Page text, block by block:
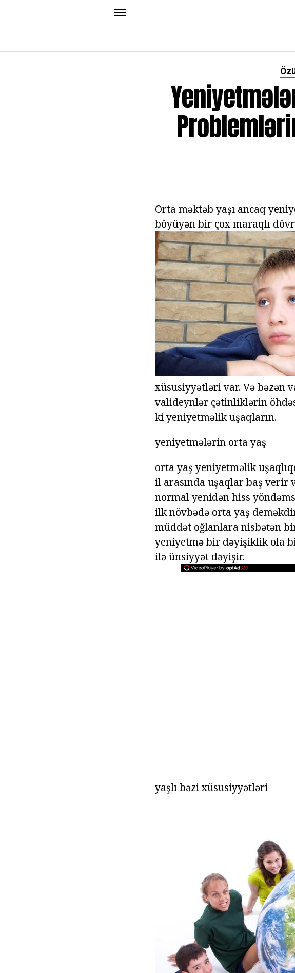
Orta məktəb yaşı ancaq
böyüyən bir çox maraqlı
xüsusiyyətləri var. Və bəzən
valideynlər çətinliklərin
ki yeniyetməlik uşaqların.
yeniyetmələrin orta yaş
orta yaş yeniyetməlik
il arasında uşaqlar baş verir
normal yenidən hiss
ilk növbədə orta yaş
müddət oğlanlara nisbətən
yeniyetmə bir dəyişiklik ola
ilə ünsiyyət dəyişir.
yaşlı bəzi xüsusiyyətləri